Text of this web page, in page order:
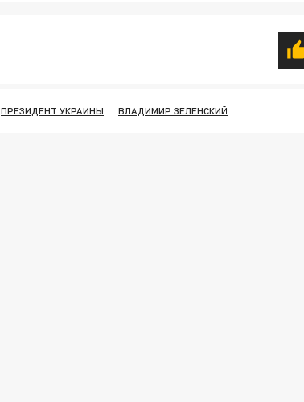
ПРЕЗИДЕНТ УКРАИНЫ ВЛАДИМИР ЗЕЛЕНСКИЙ